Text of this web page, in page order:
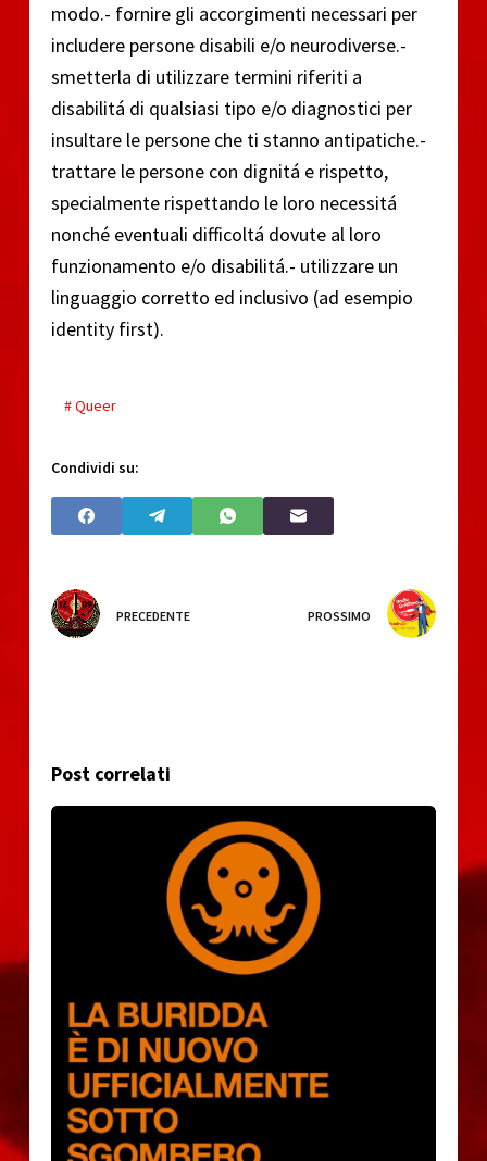
modo.- fornire gli accorgimenti necessari per
includere persone disabili e/o neurodiverse.-
smetterla di utilizzare termini riferiti a
disabilitá di qualsiasi tipo e/o diagnostici per
insultare le persone che ti stanno antipatiche.-
trattare le persone con dignitá e rispetto,
specialmente rispettando le loro necessitá
nonché eventuali difficoltá dovute al loro
funzionamento e/o disabilitá.- utilizzare un
linguaggio corretto ed inclusivo (ad esempio
identity first).
# Queer
Condividi su:
PRECEDENTE PROSSIMO
Post correlati